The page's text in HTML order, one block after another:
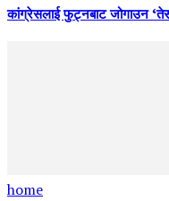
कांग्रेसलाई फुट्नबाट जोगाउन
home